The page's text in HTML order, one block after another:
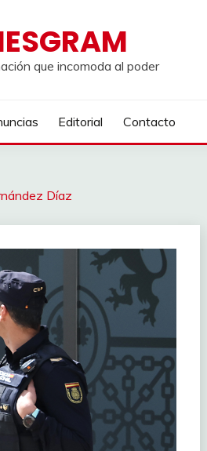
que incomoda al poder
Editorial Contacto
Díaz